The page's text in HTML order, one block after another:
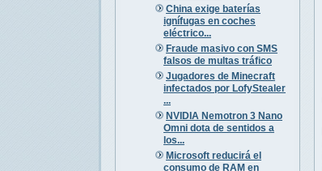
China exige baterías
ignífugas en coches
eléctrico...
Fraude masivo con SMS
falsos de multas tráfico
Jugadores de Minecraft
infectados por LofyStealer
...
NVIDIA Nemotron 3 Nano
Omni dota de sentidos a
los...
Microsoft reducirá el
consumo de RAM en